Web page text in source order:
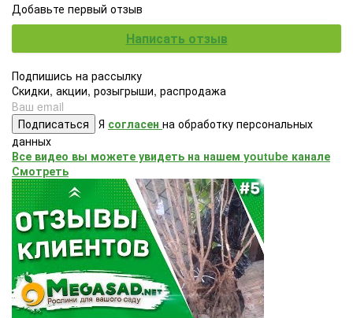
Добавьте первый отзыв
Написать отзыв
Подпишись на рассылку
Скидки, акции, розыгрыши, распродажа
Подписаться Я согласен на обработку персональных
данных
Все видео вы можете увидеть на нашем youtube канале
Смотреть